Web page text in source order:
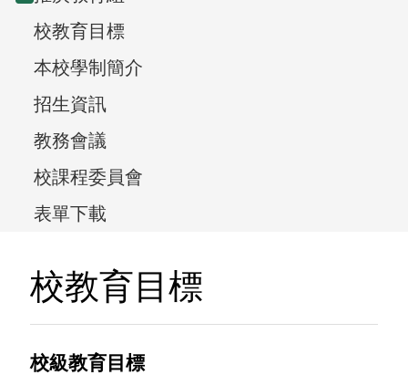
e
w
,
node
校教育目標
本校學制簡介
招生資訊
教務會議
校課程委員會
表單下載
校教育目標
校級教育目標